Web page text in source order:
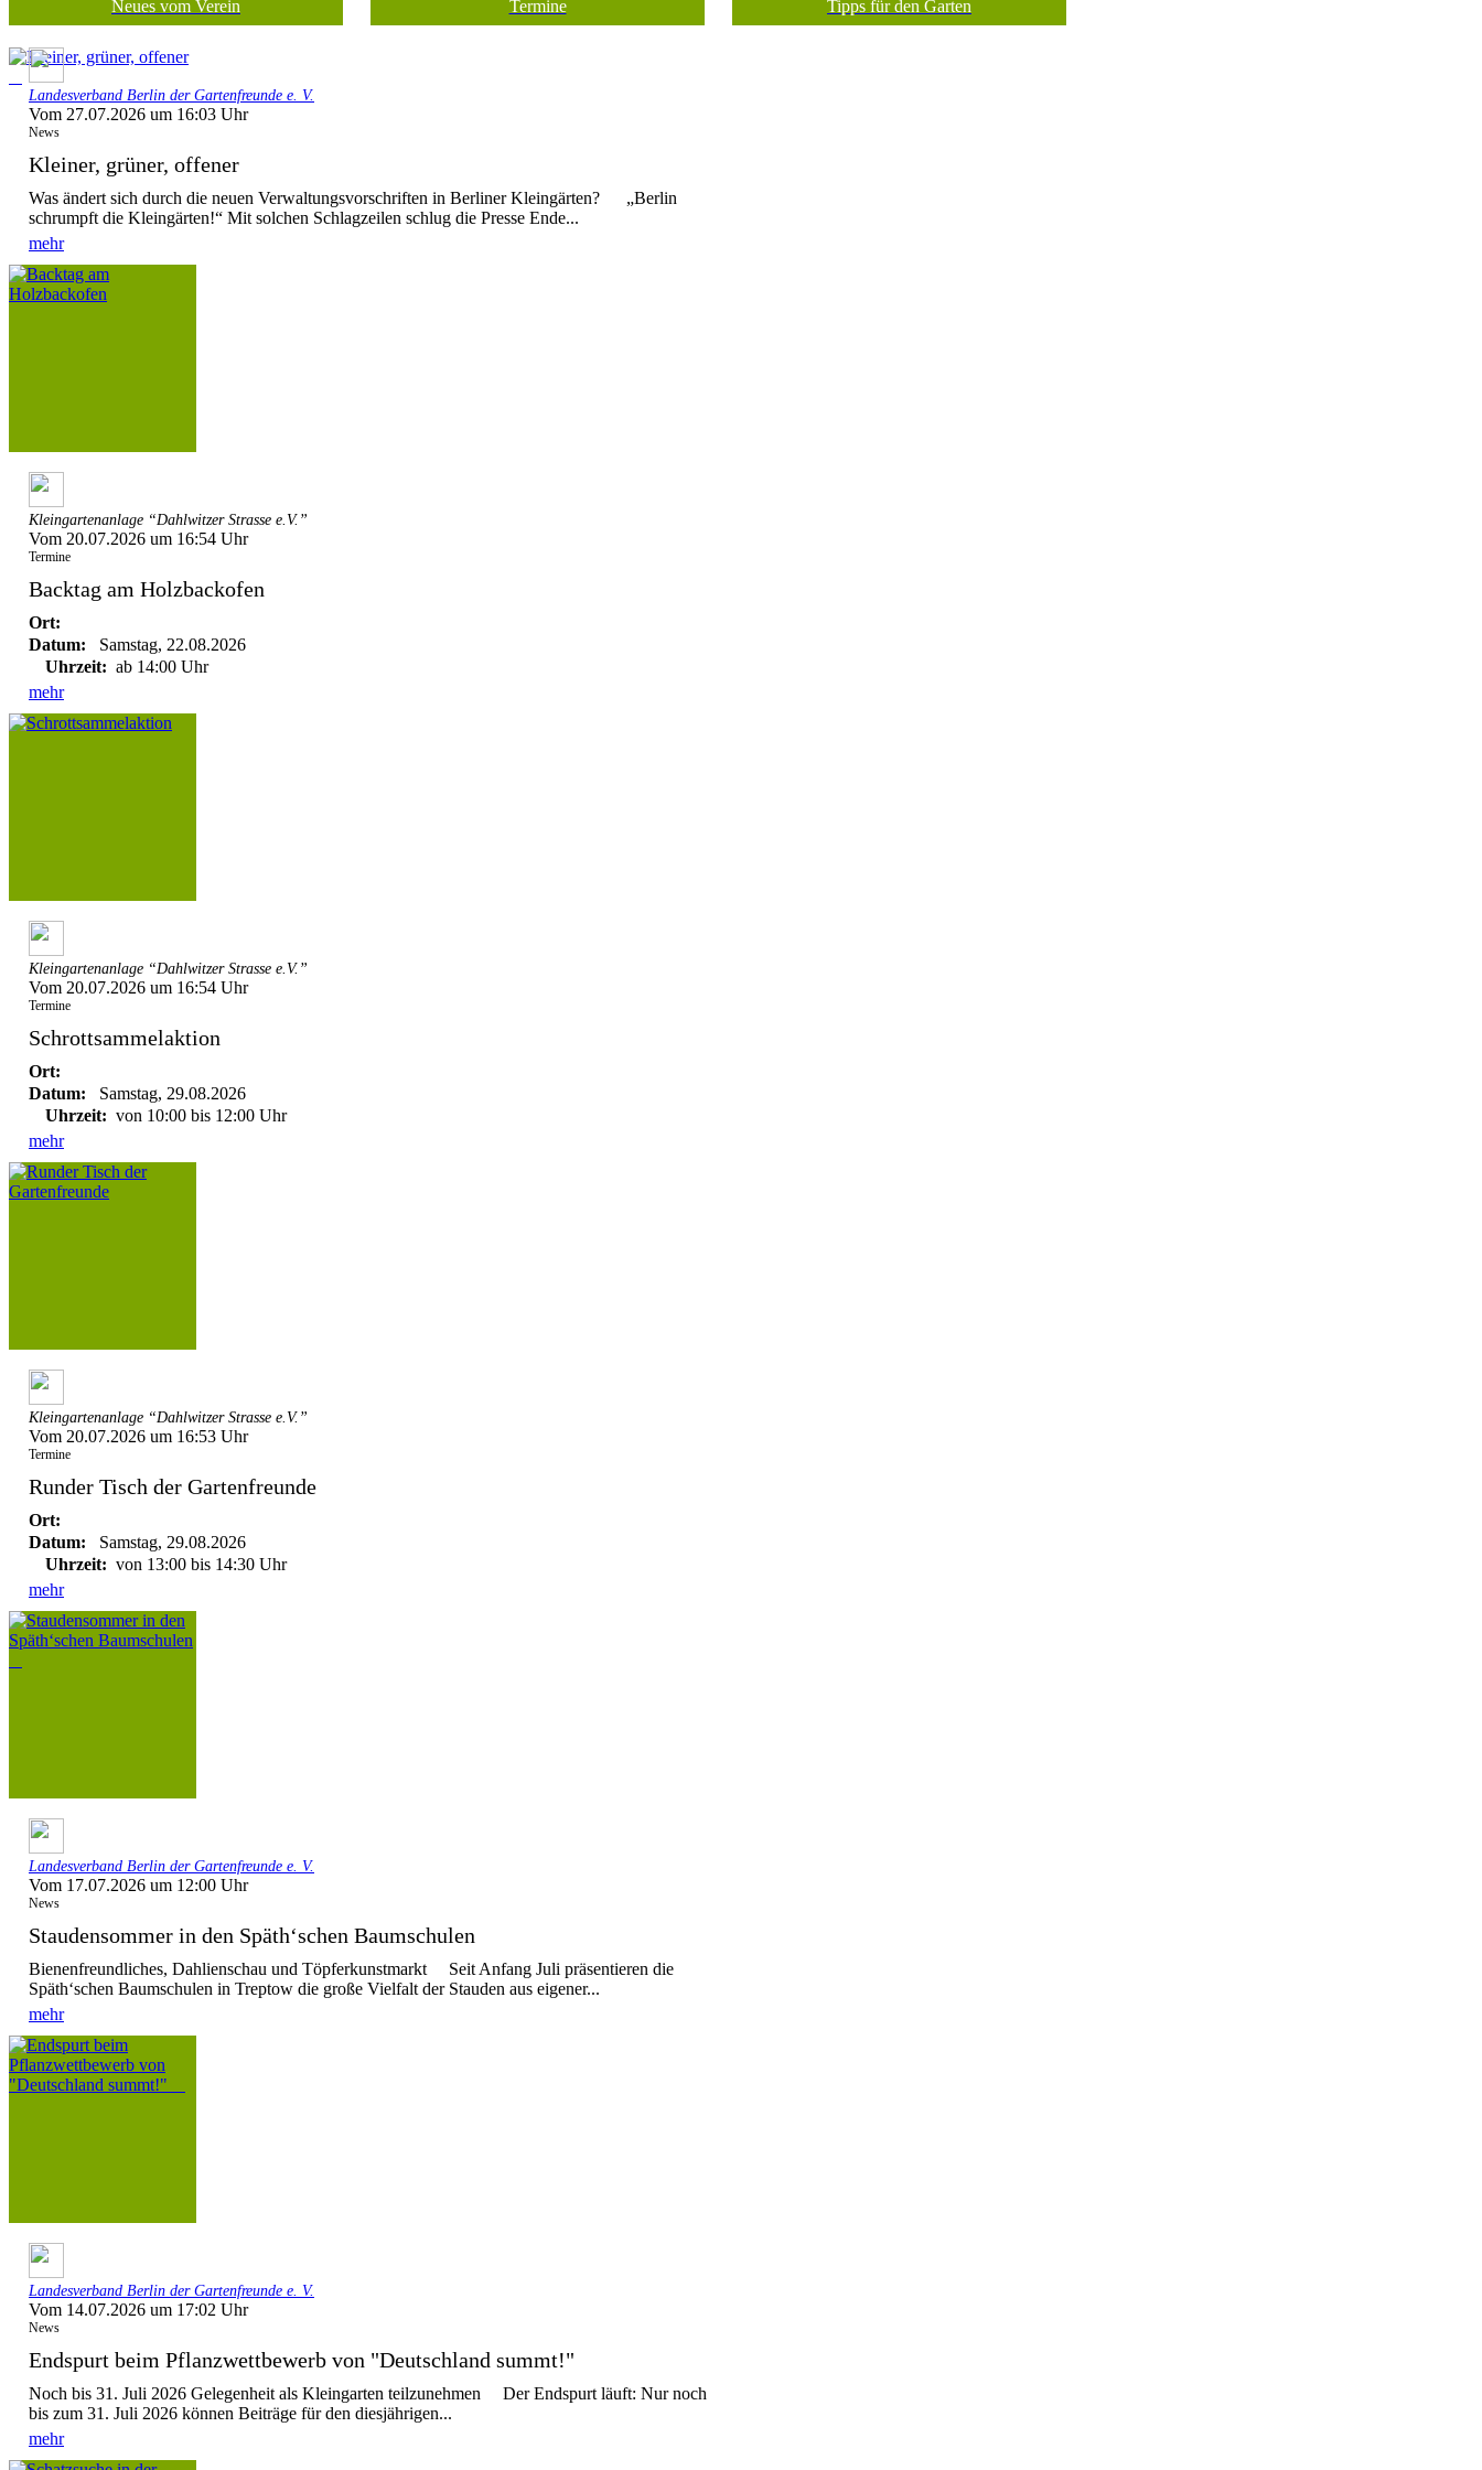
Neues vom Verein Termine Tipps für den Garten
Landesverband Berlin der Gartenfreunde e. V.
Vom 27.07.2026 um 16:03 Uhr
News
Kleiner, grüner, offener
Was ändert sich durch die neuen Verwaltungsvorschriften in Berliner Kleingärten? „Berlin
schrumpft die Kleingärten!“ Mit solchen Schlagzeilen schlug die Presse Ende...
mehr
Kleingartenanlage “Dahlwitzer Strasse e.V.”
Vom 20.07.2026 um 16:54 Uhr
Termine
Backtag am Holzbackofen
Ort:
Datum:
Samstag, 22.08.2026
Uhrzeit: ab 14:00 Uhr
mehr
Kleingartenanlage “Dahlwitzer Strasse e.V.”
Vom 20.07.2026 um 16:54 Uhr
Termine
Schrottsammelaktion
Ort:
Datum:
Samstag, 29.08.2026
Uhrzeit: von 10:00 bis 12:00 Uhr
mehr
Kleingartenanlage “Dahlwitzer Strasse e.V.”
Vom 20.07.2026 um 16:53 Uhr
Termine
Runder Tisch der Gartenfreunde
Ort:
Datum:
Samstag, 29.08.2026
Uhrzeit: von 13:00 bis 14:30 Uhr
mehr
Landesverband Berlin der Gartenfreunde e. V.
Vom 17.07.2026 um 12:00 Uhr
News
Staudensommer in den Späth‘schen Baumschulen
Bienenfreundliches, Dahlienschau und Töpferkunstmarkt Seit Anfang Juli präsentieren die
Späth‘schen Baumschulen in Treptow die große Vielfalt der Stauden aus eigener...
mehr
Landesverband Berlin der Gartenfreunde e. V.
Vom 14.07.2026 um 17:02 Uhr
News
Endspurt beim Pflanzwettbewerb von "Deutschland summt!"
Noch bis 31. Juli 2026 Gelegenheit als Kleingarten teilzunehmen Der Endspurt läuft: Nur noch
bis zum 31. Juli 2026 können Beiträge für den diesjährigen...
mehr